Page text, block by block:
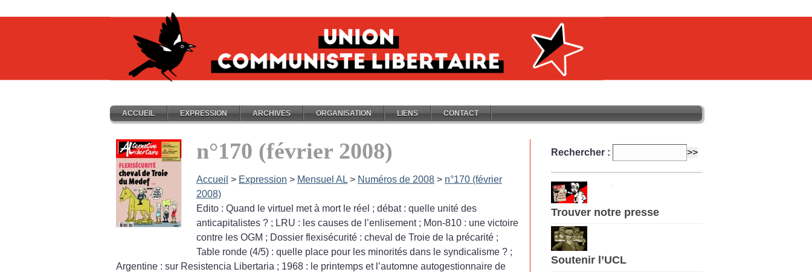
ACCUEIL EXPRESSION ARCHIVES ORGANISATION LIENS CONTACT
n°170 (février 2008)
Accueil > Expression > Mensuel AL > Numéros de 2008 > n°170 (février
2008)
Edito : Quand le virtuel met à mort le réel ; débat : quelle unité des
anticapitalistes ? ; LRU : les causes de l’enlisement ; Mon-810 : une victoire
contre les OGM ; Dossier flexisécurité : cheval de Troie de la précarité ;
Table ronde (4/5) : quelle place pour les minorités dans le syndicalisme ? ;
Argentine : sur Resistencia Libertaria ; 1968 : le printemps et l’automne autogestionnaire de
Rechercher :
Trouver notre presse
Soutenir l’UCL